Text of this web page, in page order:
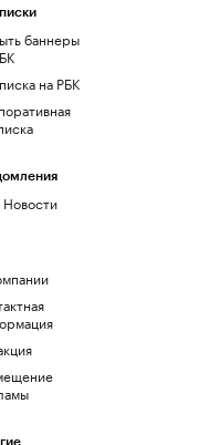
баннеры
на РБК
Новости